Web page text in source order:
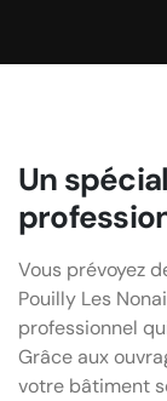
Un
Vous prévoyez
Pouilly Les
professionnel
Grâce aux
votre bâtiment